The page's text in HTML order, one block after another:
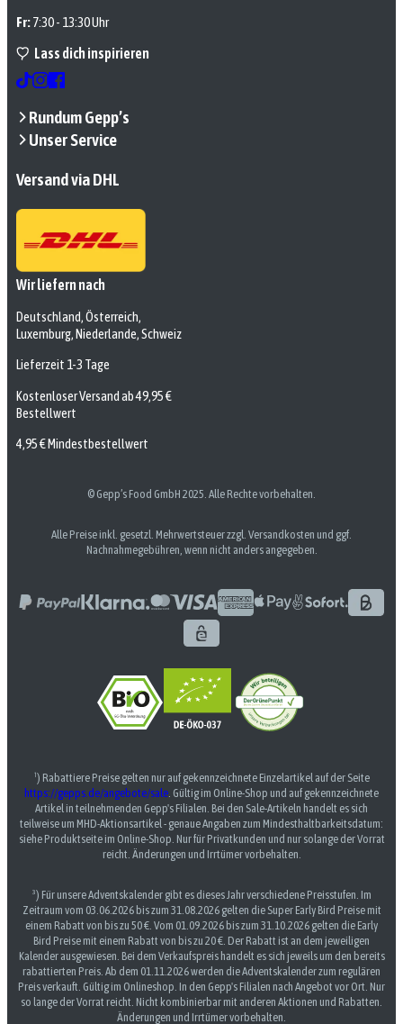
Fr:7:30 - 13:30 Uhr
Lass dich inspirieren
Rundum Gepp’s
Unser Service
Versand via DHL
Wir liefern nach
Deutschland, Österreich,
Luxemburg, Niederlande, Schweiz
Lieferzeit 1-3 Tage
Kostenloser Versand ab 49,95 €
Bestellwert
4,95 € Mindestbestellwert
© Gepp’s Food GmbH 2025. Alle Rechte vorbehalten.
Alle Preise inkl. gesetzl. Mehrwertsteuer zzgl. Versandkosten und ggf.
Nachnahmegebühren, wenn nicht anders angegeben.
¹) Rabattiere Preise gelten nur auf gekennzeichnete Einzelartikel auf der Seite
https://gepps.de/angebote/sale. Gültig im Online-Shop und auf gekennzeichnete
Artikel in teilnehmenden Gepp's Filialen. Bei den Sale-Artikeln handelt es sich
teilweise um MHD-Aktionsartikel - genaue Angaben zum Mindesthaltbarkeitsdatum:
siehe Produktseite im Online-Shop. Nur für Privatkunden und nur solange der Vorrat
reicht. Änderungen und Irrtümer vorbehalten.
³) Für unsere Adventskalender gibt es dieses Jahr verschiedene Preisstufen. Im
Zeitraum vom 03.06.2026 bis zum 31.08.2026 gelten die Super Early Bird Preise mit
einem Rabatt von bis zu 50 €. Vom 01.09.2026 bis zum 31.10.2026 gelten die Early
Bird Preise mit einem Rabatt von bis zu 20 €. Der Rabatt ist an dem jeweiligen
Kalender ausgewiesen. Bei dem Verkaufspreis handelt es sich jeweils um den bereits
rabattierten Preis. Ab dem 01.11.2026 werden die Adventskalender zum regulären
Preis verkauft. Gültig im Onlineshop. In den Gepp's Filialen nach Angebot vor Ort. Nur
so lange der Vorrat reicht. Nicht kombinierbar mit anderen Aktionen und Rabatten.
Änderungen und Irrtümer vorbehalten.